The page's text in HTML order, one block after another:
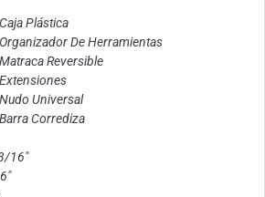
Plástica
De Herramientas
Reversible
Universal
Corrediza
16″